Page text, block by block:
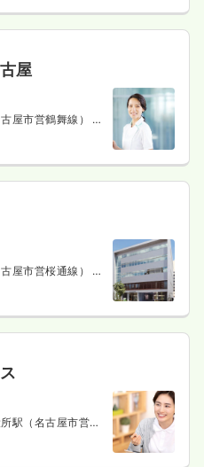
屋
屋市営鶴舞線） 徒
屋市営桜通線） 徒
駅（名古屋市営桜